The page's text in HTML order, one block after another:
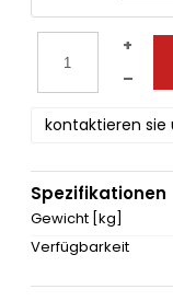
+
–
kontaktieren sie
Spezifikationen
Gewicht [kg]
Verfügbarkeit